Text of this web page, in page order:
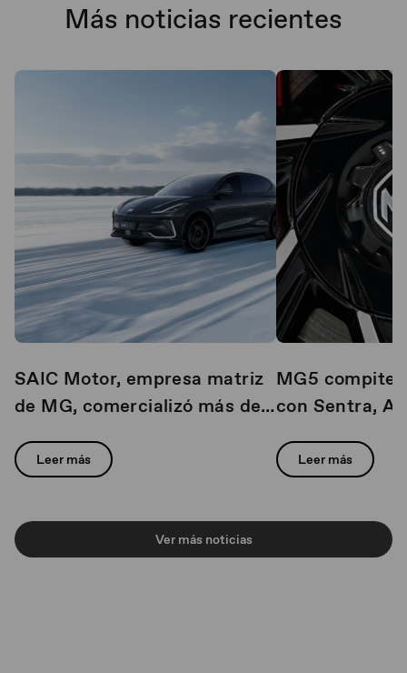
Más noticias recientes
SAIC Motor, empresa matriz
de MG, comercializó más de 1
mundial durante el primer
Leer más
MG5 compite
con Sentra,
Leer más
Ver más noticias